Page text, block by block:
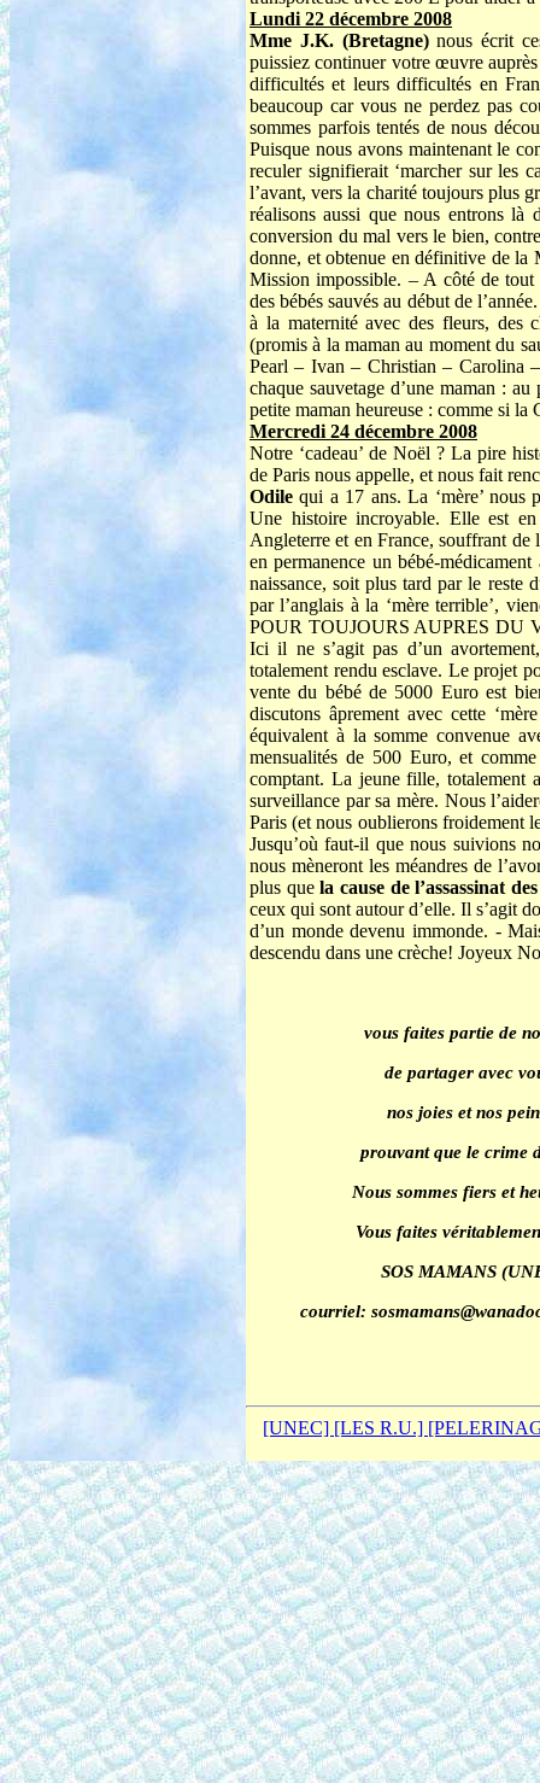
Lundi 22 décembre 2008
Mme J.K. (Bretagne)nous écrit
puissiez continuer votre œuvre
difficultés et leurs difficultés en
beaucoup car vous ne perdez pas
sommes parfois tentés de nous
Puisque nous avons maintenant le
reculer signifierait ‘marcher sur les
l’avant, vers la charité toujours plus
réalisons aussi que nous entrons là
conversion du mal vers le bien,
donne, et obtenue en définitive de la
Mission impossible. – A côté de tout
des bébés sauvés au début de
à la maternité avec des fleurs, des
(promis à la maman au moment du
Pearl – Ivan – Christian – Carolina
chaque sauvetage d’une maman :
petite maman heureuse : comme si
Mercredi 24 décembre 2008
Notre ‘cadeau’ de Noël ? La pire
de Paris nous appelle, et nous fait
Odilequi a 17 ans. La ‘mère’ nous
Une histoire incroyable. Elle est
Angleterre et en France, souffrant
en permanence un bébé-
naissance, soit plus tard par le
par l’anglais à la ‘mère terrible’,
POUR TOUJOURS AUPRES DU
Ici il ne s’agit pas d’un
totalement rendu esclave. Le projet
vente du bébé de 5000 Euro est
discutons âprement avec cette
équivalent à la somme convenue
mensualités de 500 Euro, et
comptant. La jeune fille, totalement
surveillance par sa mère. Nous
Paris (et nous oublierons froidement
Jusqu’où faut-il que nous suivions
nous mèneront les méandres de
plus quela cause de l’assassinat
ceux qui sont autour d’elle. Il s’agit
d’un monde devenu immonde. -
descendu dans une crèche! Joyeux
vous faites partie de
de partager avec
nos joies et nos
prouvant que le crime
Nous sommes fiers et
Vous faites
SOS MAMANS
courriel:
[UNEC] [LES R.U.]